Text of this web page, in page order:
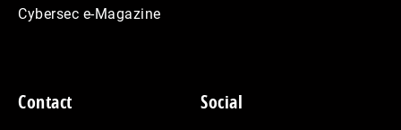
Cybersec e-Magazine
Contact Social